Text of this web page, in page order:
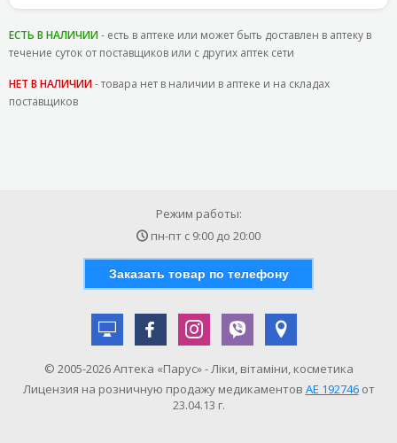
ЕСТЬ В НАЛИЧИИ- есть в аптеке или может быть доставлен в аптеку в
течение суток от поставщиков или с других аптек сети
НЕТ В НАЛИЧИИ- товара нет в наличии в аптеке и на складах
поставщиков
Режим работы:
пн-пт с 9:00 до 20:00
Заказать товар по телефону
© 2005-2026 Аптека «Парус» - Ліки, вітаміни, косметика
Лицензия на розничную продажу медикаментов АE 192746от
23.04.13 г.